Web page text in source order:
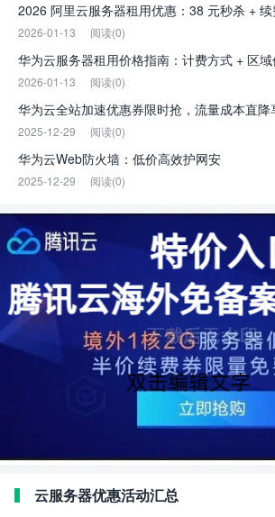
2026 阿里云服务器租用优惠：38 元秒杀 +
2026-01-13 阅读(0)
华为云服务器租用价格指南：计费方式 + 区
2026-01-13 阅读(0)
华为云全站加速优惠券限时抢，流量成本直降
2025-12-29 阅读(0)
华为云Web防火墙：低价高效护网安
2025-12-29 阅读(0)
云服务器优惠活动汇总